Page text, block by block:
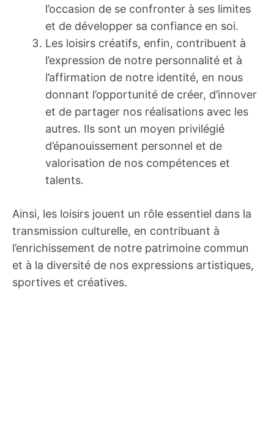
l’occasion de se confronter à ses limites
et de développer sa confiance en soi.
Les loisirs créatifs, enfin, contribuent à
l’expression de notre personnalité et à
l’affirmation de notre identité, en nous
donnant l’opportunité de créer, d’innover
et de partager nos réalisations avec les
autres. Ils sont un moyen privilégié
d’épanouissement personnel et de
valorisation de nos compétences et
talents.
Ainsi, les loisirs jouent un rôle essentiel dans la
transmission culturelle, en contribuant à
l’enrichissement de notre patrimoine commun
et à la diversité de nos expressions artistiques,
sportives et créatives.